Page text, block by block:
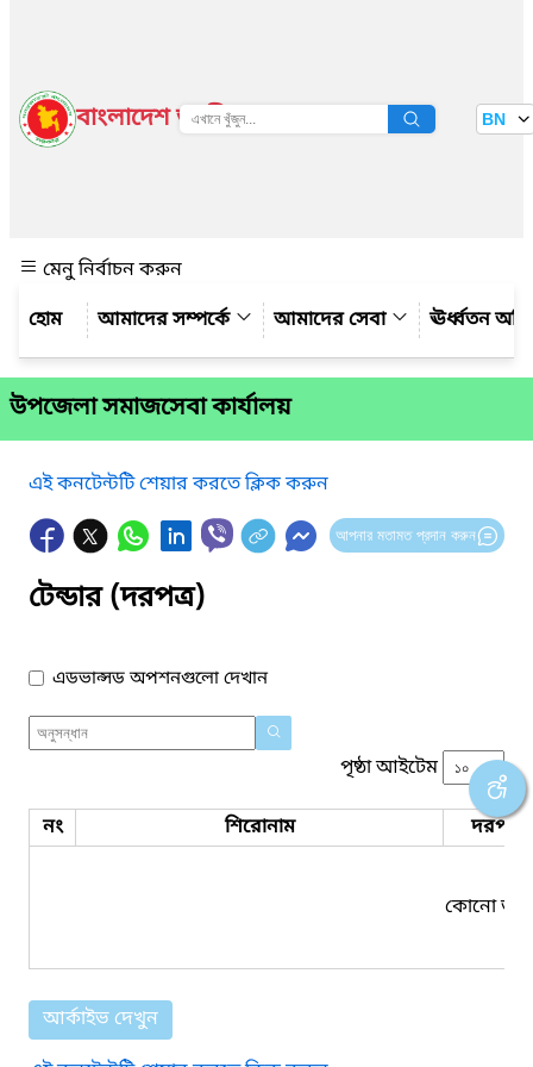
বাংলাদেশ জাতীয় তথ্য বাতায়ন BN
মেনু নির্বাচন করুন
আমাদের সম্পর্কে
আমাদের সেবা ঊর্ধ্বতন
উপজেলা সমাজসেবা কার্যালয়
এই কনটেন্টটি শেয়ার করতে ক্লিক করুন
আপনার মতামত প্রদান করুন
টেন্ডার (দরপত্র)
এডভান্সড অপশনগুলো দেখান
পৃষ্ঠা আইটেম
নং শিরোনাম দরপত্র
কোনো তথ্য
আর্কাইভ দেখুন